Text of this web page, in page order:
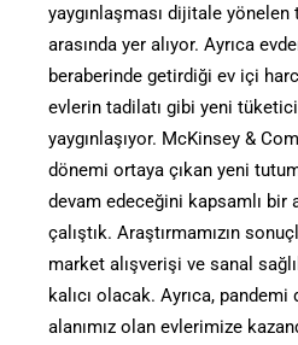
yaygınlaşması dijitale
arasında yer alıyor. Ayrıca
beraberinde getirdiği ev içi
evlerin tadilatı gibi yeni tüketici
yaygınlaşıyor. McKinsey &
dönemi ortaya çıkan yeni
devam edeceğini kapsamlı bir
çalıştık. Araştırmamızın
market alışverişi ve sanal
kalıcı olacak. Ayrıca,
alanımız olan evlerimize